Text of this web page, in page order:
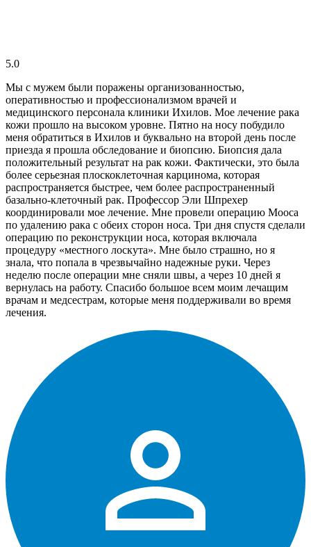
5.0
Мы с мужем были поражены организованностью,
оперативностью и профессионализмом врачей и
медицинского персонала клиники Ихилов. Мое лечение рака
кожи прошло на высоком уровне. Пятно на носу побудило
меня обратиться в Ихилов и буквально на второй день после
приезда я прошла обследование и биопсию. Биопсия дала
положительный результат на рак кожи. Фактически, это была
более серьезная плоскоклеточная карцинома, которая
распространяется быстрее, чем более распространенный
базально-клеточный рак. Профессор Эли Шпрехер
координировали мое лечение. Мне провели операцию Мооса
по удалению рака с обеих сторон носа. Три дня спустя сделали
операцию по реконструкции носа, которая включала
процедуру «местного лоскута». Мне было страшно, но я
знала, что попала в чрезвычайно надежные руки. Через
неделю после операции мне сняли швы, а через 10 дней я
вернулась на работу. Спасибо большое всем моим лечащим
врачам и медсестрам, которые меня поддерживали во время
лечения.